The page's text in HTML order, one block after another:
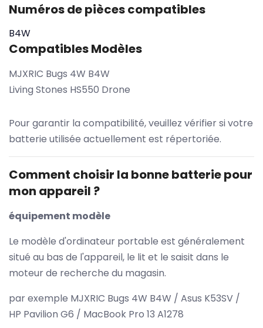
Numéros de pièces compatibles
B4W
Compatibles Modèles
MJXRIC Bugs 4W B4W
Living Stones HS550 Drone
Pour garantir la compatibilité, veuillez vérifier si votre
batterie utilisée actuellement est répertoriée.
Comment choisir la bonne batterie pour
mon appareil ?
équipement modèle
Le modèle d'ordinateur portable est généralement
situé au bas de l'appareil, le lit et le saisit dans le
moteur de recherche du magasin.
par exemple MJXRIC Bugs 4W B4W / Asus K53SV /
HP Pavilion G6 / MacBook Pro 13 A1278